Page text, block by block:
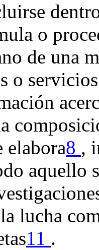
o
de una
o
elabora8 ,
aquello
lucha
11 .